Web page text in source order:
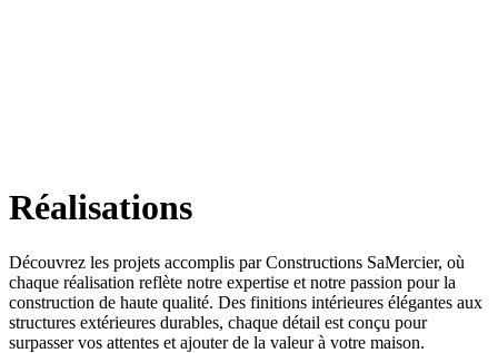
Réalisations
Découvrez les projets accomplis par Constructions SaMercier, où
chaque réalisation reflète notre expertise et notre passion pour la
construction de haute qualité. Des finitions intérieures élégantes aux
structures extérieures durables, chaque détail est conçu pour
surpasser vos attentes et ajouter de la valeur à votre maison.